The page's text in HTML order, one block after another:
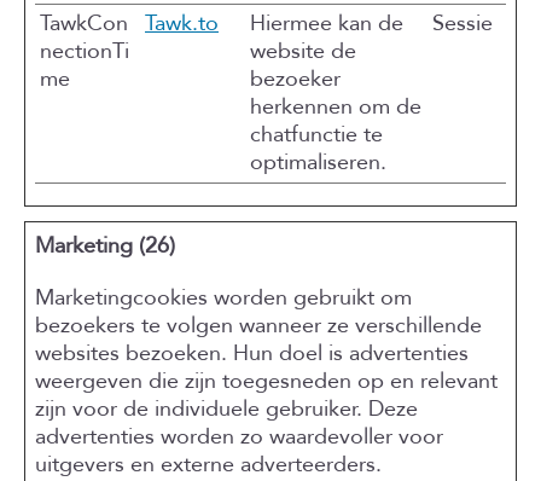
TawkCon
nectionTi
me
Tawk.to
Hiermee kan de
website de
bezoeker
herkennen om de
chatfunctie te
optimaliseren.
Sessie
Marketing (26)
Marketingcookies worden gebruikt om
bezoekers te volgen wanneer ze verschillende
websites bezoeken. Hun doel is advertenties
weergeven die zijn toegesneden op en relevant
zijn voor de individuele gebruiker. Deze
advertenties worden zo waardevoller voor
uitgevers en externe adverteerders.